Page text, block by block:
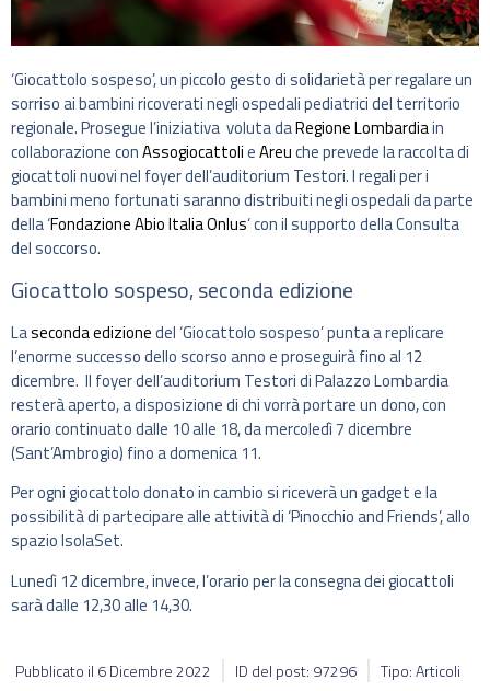
‘Giocattolo sospeso’, un piccolo gesto di solidarietà per regalare un
sorriso ai bambini ricoverati negli ospedali pediatrici del territorio
regionale. Prosegue l’iniziativa voluta daRegione Lombardiain
collaborazione conAssogiocattolieAreuche prevede la raccolta di
giocattoli nuovi nel foyer dell’auditorium Testori. I regali per i
bambini meno fortunati saranno distribuiti negli ospedali da parte
della ‘Fondazione Abio Italia Onlus‘ con il supporto della Consulta
del soccorso.
Giocattolo sospeso, seconda edizione
Laseconda edizionedel ‘Giocattolo sospeso’ punta a replicare
l’enorme successo dello scorso anno e proseguirà fino al 12
dicembre. Il foyer dell’auditorium Testori di Palazzo Lombardia
resterà aperto, a disposizione di chi vorrà portare un dono, con
orario continuato dalle 10 alle 18, da mercoledì 7 dicembre
(Sant’Ambrogio) fino a domenica 11.
Per ogni giocattolo donato in cambio si riceverà un gadget e la
possibilità di partecipare alle attività di ‘Pinocchio and Friends’, allo
spazio IsolaSet.
Lunedì 12 dicembre, invece, l’orario per la consegna dei giocattoli
sarà dalle 12,30 alle 14,30.
Pubblicato il 6 Dicembre 2022 ID del post: 97296 Tipo: Articoli